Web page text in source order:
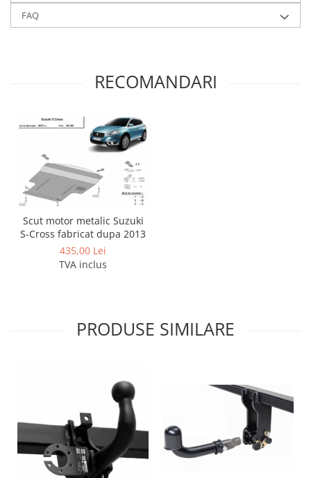
FAQ
RECOMANDARI
Scut motor metalic Suzuki
S-Cross fabricat dupa 2013
435,00 Lei
TVA inclus
PRODUSE SIMILARE